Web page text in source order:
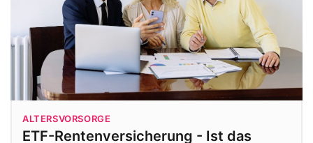
ALTERSVORSORGE
ETF-Rentenversicherung - Ist das